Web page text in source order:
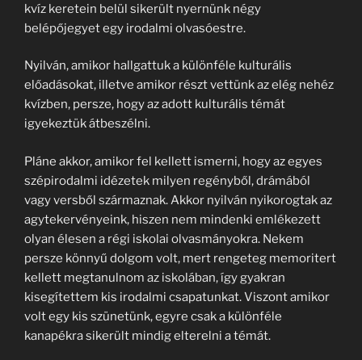
kvíz keretein belül sikerült nyernünk négy
belépőjegyet egy irodalmi olvasóestre.
Nyilván, amikor hallgattuk a különféle kulturális
előadásokat, illetve amikor részt vettünk az elég nehéz
kvízben, persze, hogy az adott kulturális témát
igyekeztük átbeszélni.
Pláne akkor, amikor fel kellett ismerni, hogy az egyes
szépirodalmi idézetek milyen regényből, drámából
vagy versből származnak. Akkor nyilván nyikorogtak az
agytekervényeink, hiszen nem mindenki emlékezett
olyan élesen a régi iskolai olvasmányokra. Nekem
persze könnyű dolgom volt, mert rengeteg memoritert
kellett megtanulnom az iskolában, így gyakran
kisegítettem kis irodalmi csapatunkat. Viszont amikor
volt egy kis szünetünk, egyre csak a különféle
kanapékra sikerült mindig elterelni a témát.